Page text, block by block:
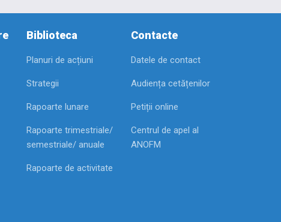
Biblioteca
Planuri de acțiuni
Strategii
Rapoarte lunare
Rapoarte trimestriale/
semestriale/ anuale
Rapoarte de activitate
Contacte
Datele de contact
Audiența cetățenilor
Petiții online
Centrul de apel al
ANOFM